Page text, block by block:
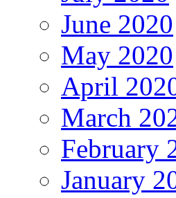
June 2020
May 2020
April
March
February
January